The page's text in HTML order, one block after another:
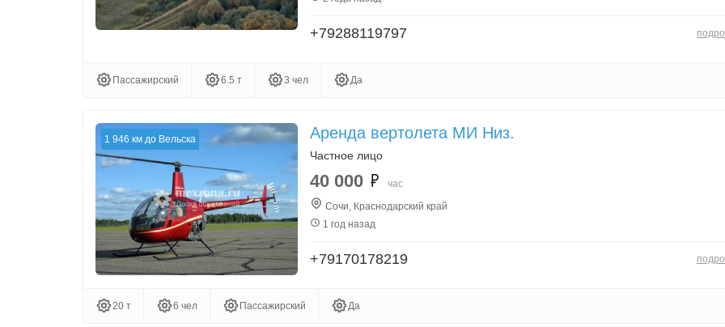
+79288119797
Пассажирский 6.5 т 3 чел Да
1 946 км до Вельска Аренда вертолета МИ Низ.
Частное лицо
40 000
час
Сочи, Краснодарский край
1 год назад
+79170178219
20 т 6 чел Пассажирский Да